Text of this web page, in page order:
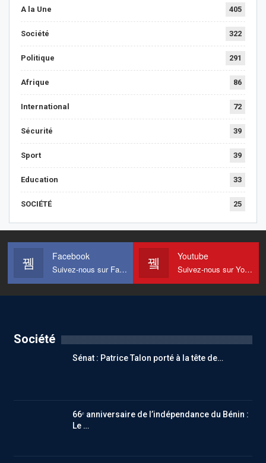
A la Une 405
Société 322
Politique 291
Afrique 86
International 72
Sécurité 39
Sport 39
Education 33
SOCIÉTÉ 25
Facebook
Suivez-nous sur Facebook
Youtube
Suivez-nous sur Youtube
Société
Sénat : Patrice Talon porté à la tête de…
66ᵉ anniversaire de l’indépendance du Bénin :
Le …